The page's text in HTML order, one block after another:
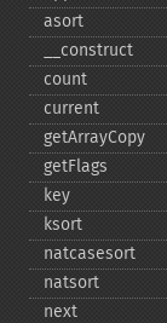
asort
_​_​construct
count
current
getArrayCopy
getFlags
key
ksort
natcasesort
natsort
next